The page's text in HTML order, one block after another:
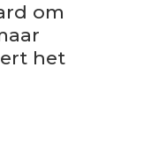
om
het